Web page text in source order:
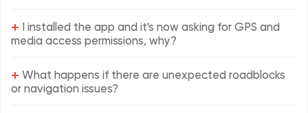
+ I installed the app and it's now asking for GPS and
media access permissions, why?
+ What happens if there are unexpected roadblocks
or navigation issues?